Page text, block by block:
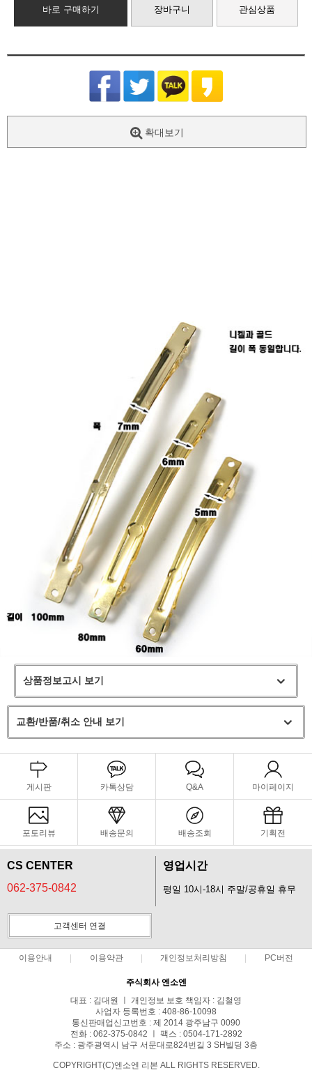
바로 구매하기 장바구니 관심상품
확대보기
상품정보고시 보기
교환/반품/취소 안내 보기
게시판 카톡상담 Q&A 마이페이지
포토리뷰 배송문의 배송조회 기획전
CS CENTER
062-375-0842
영업시간
평일 10시-18시 주말/공휴일 휴무
고객센터 연결
이용안내 이용약관 개인정보처리방침 PC버전
주식회사 엔소엔
대표 : 김대원 ㅣ 개인정보 보호 책임자 : 김철영
사업자 등록번호 : 408-86-10098
통신판매업신고번호 : 제 2014 광주남구 0090
전화 : 062-375-0842 ㅣ 팩스 : 0504-171-2892
주소 : 광주광역시 남구 서문대로824번길 3 SH빌딩 3층
COPYRIGHT(C)엔소엔 리본 ALL RIGHTS RESERVED.